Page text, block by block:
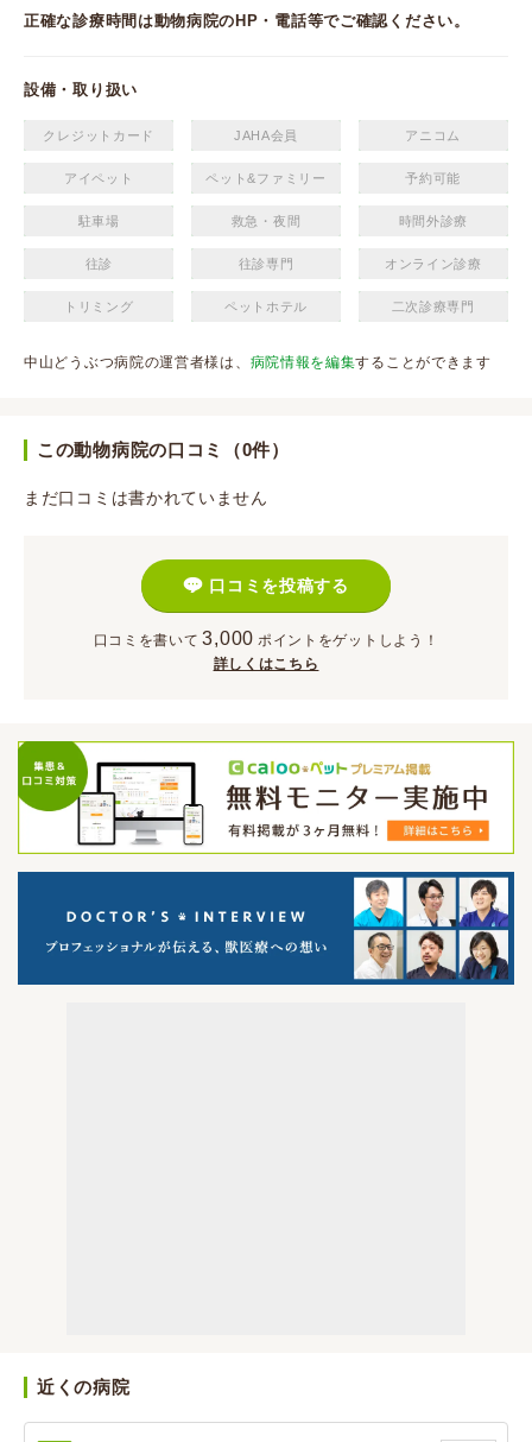
正確な診療時間は動物病院のHP・電話等でご確認ください。
設備・取り扱い
クレジットカード JAHA会員 アニコム
アイペット ペット&ファミリー 予約可能
駐車場 救急・夜間 時間外診療
往診 往診専門 オンライン診療
トリミング ペットホテル 二次診療専門
中山どうぶつ病院の運営者様は、 病院情報を編集することができます
この動物病院の口コミ（0件）
まだ口コミは書かれていません
口コミを投稿する
口コミを書いて 3,000 ポイント をゲットしよう！
詳しくはこちら
近くの病院